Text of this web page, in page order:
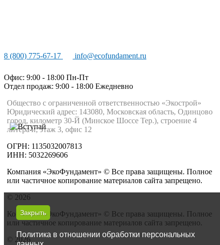
8 (800) 775-67-17 info@ecofundament.ru
Офис: 9:00 - 18:00 Пн-Пт
Отдел продаж: 9:00 - 18:00 Ежедневно
Общество с ограниченной ответственностью «Экострой»
Юридический адрес: 143080, Московская область, Одинцово
город, километр 30-Й (Минское Шоссе Тер.), строение 4
литера и, этаж 3, офис 12
ОГРН: 1135032007813
ИНН: 5032269606
Компания «ЭкоФундамент» © Все права защищены. Полное
или частичное копирование материалов сайта запрещено.
© 2026
Компания «ЭкоФундамент» © Все права защищены. Полное
или частичное копирование материалов сайта запрещено.
© 2026
Закрыть
Политика в отношении обработки персональных